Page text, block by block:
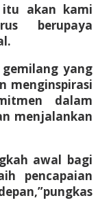
itu akan kami
berupaya
yang
menginspirasi
dalam
menjalankan
awal bagi
pencapaian